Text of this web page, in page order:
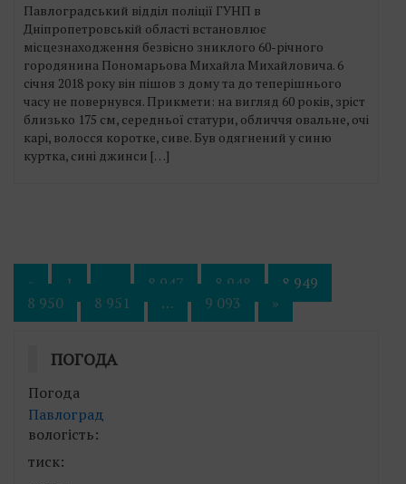
Павлоградський відділ поліції ГУНП в
Дніпропетровській області встановлює
місцезнаходження безвісно зниклого 60-річного
городянина Пономарьова Михайла Михайловича. 6
січня 2018 року він пішов з дому та до теперішнього
часу не повернувся. Прикмети: на вигляд 60 років, зріст
близько 175 см, середньої статури, обличчя овальне, очі
карі, волосся коротке, сиве. Був одягнений у синю
куртка, сині джинси […]
Пагінація
записів
« 1 8 947 8 948
8 949
8 950
8 951 … 9 093 »
ПОГОДА
Погода
Павлоград
вологість:
тиск: